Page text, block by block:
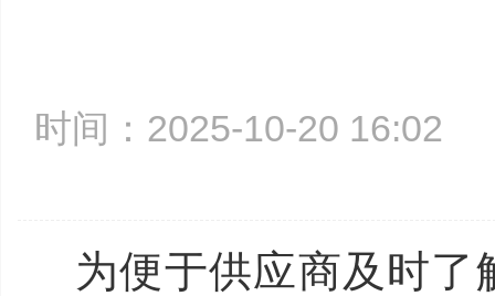
时间：2025-10-20
为便于供应商及时